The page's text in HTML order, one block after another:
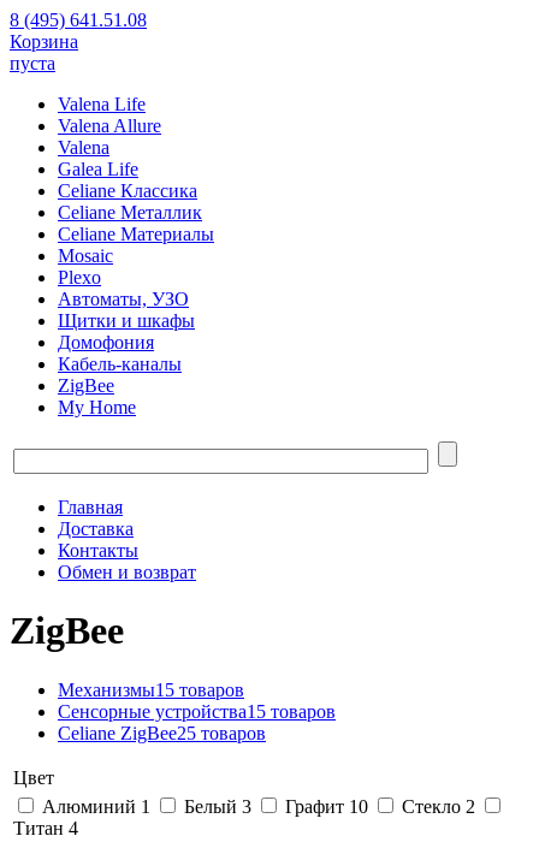
8 (495) 641.51.08
Корзина
пуста
Valena Life
Valena Allure
Valena
Galea Life
Celiane Классика
Celiane Металлик
Celiane Материалы
Mosaic
Plexo
Автоматы, УЗО
Щитки и шкафы
Домофония
Кабель-каналы
ZigBee
My Home
Главная
Доставка
Контакты
Обмен и возврат
ZigBee
Механизмы15 товаров
Сенсорные устройства15 товаров
Celiane ZigBee25 товаров
Цвет
Алюминий 1 Белый 3 Графит 10 Стекло 2
Титан 4